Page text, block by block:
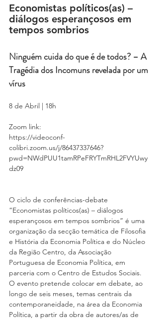
Economistas políticos(as) –
diálogos esperançosos em
tempos sombrios
Ninguém cuida do que é de todos? – A
Tragédia dos Incomuns revelada por um
vírus
8 de Abril | 18h
Zoom link:
https://videoconf-
colibri.zoom.us/j/86437337646?
pwd=NWdPUU1tamRPeFRYTmRHL2FVYUwy
dz09
O ciclo de conferências-debate
“Economistas políticos(as) – diálogos
esperançosos em tempos sombrios” é uma
organização da secção temática de Filosofia
e História da Economia Política e do Núcleo
da Região Centro, da Associação
Portuguesa de Economia Política, em
parceria com o Centro de Estudos Sociais.
O evento pretende colocar em debate, ao
longo de seis meses, temas centrais da
contemporaneidade, na área da Economia
Política, a partir da obra de autores/as de